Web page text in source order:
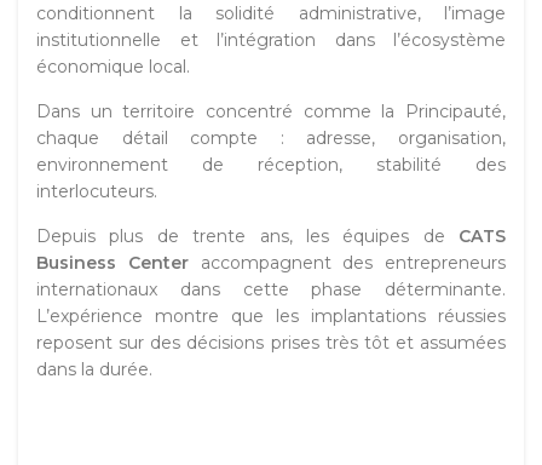
conditionnent la solidité administrative, l’image
institutionnelle et l’intégration dans l’écosystème
économique local.
Dans un territoire concentré comme la Principauté,
chaque détail compte : adresse, organisation,
environnement de réception, stabilité des
interlocuteurs.
Depuis plus de trente ans, les équipes de CATS
Business Centeraccompagnent des entrepreneurs
internationaux dans cette phase déterminante.
L’expérience montre que les implantations réussies
reposent sur des décisions prises très tôt et assumées
dans la durée.